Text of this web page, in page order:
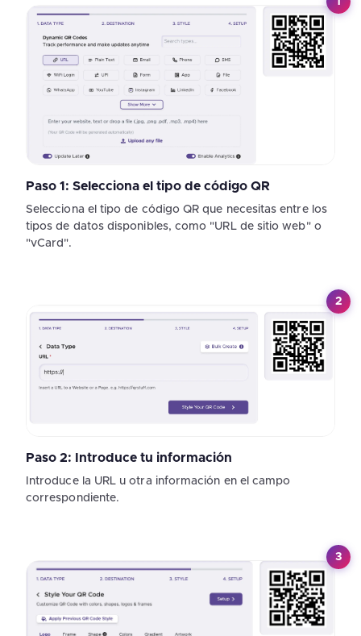
Paso 1: Selecciona el tipo de código QR
Selecciona el tipo de código QR que necesitas entre los
tipos de datos disponibles, como "URL de sitio web" o
"vCard".
2
Paso 2: Introduce tu información
Introduce la URL u otra información en el campo
correspondiente.
3